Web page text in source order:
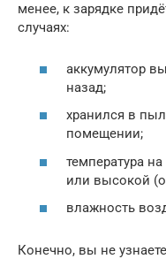
менее, к зарядке
случаях:
аккумулятор
назад;
хранился в
помещении;
температура
или высокой
влажность
Конечно, вы не